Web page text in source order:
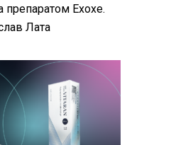
препаратом Exoxe.
Лата